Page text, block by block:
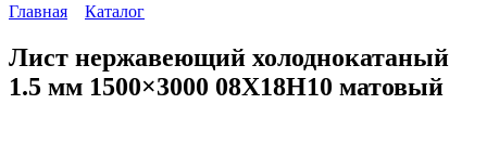
Главная Каталог
Лист нержавеющий холоднокатаный
1.5 мм 1500×3000 08Х18Н10 матовый